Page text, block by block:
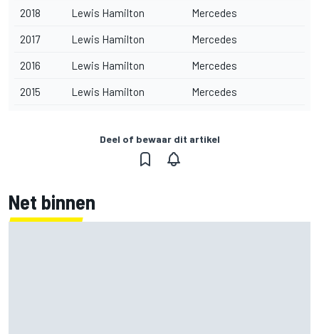
2018 Lewis Hamilton Mercedes
2017 Lewis Hamilton Mercedes
2016 Lewis Hamilton Mercedes
2015 Lewis Hamilton Mercedes
Deel of bewaar dit artikel
Net binnen